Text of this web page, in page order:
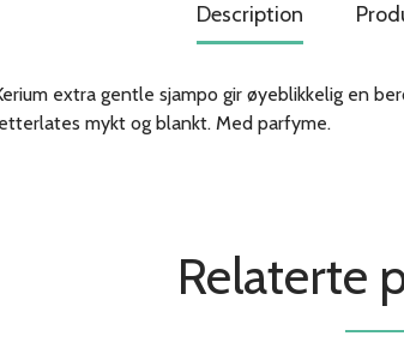
Description
extra gentle sjampo gir øyeblikkelig en
mykt og blankt. Med parfyme.
Relaterte